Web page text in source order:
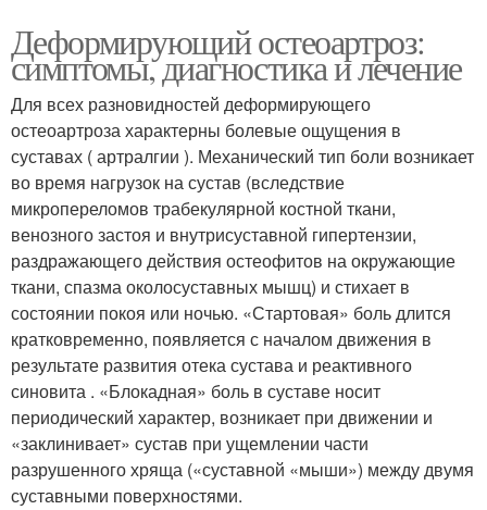
Деформирующий остеоартроз:
симптомы, диагностика и лечение
Для всех разновидностей деформирующего
остеоартроза характерны болевые ощущения в
суставах ( артралгии ). Механический тип боли возникает
во время нагрузок на сустав (вследствие
микропереломов трабекулярной костной ткани,
венозного застоя и внутрисуставной гипертензии,
раздражающего действия остеофитов на окружающие
ткани, спазма околосуставных мышц) и стихает в
состоянии покоя или ночью. «Стартовая» боль длится
кратковременно, появляется с началом движения в
результате развития отека сустава и реактивного
синовита . «Блокадная» боль в суставе носит
периодический характер, возникает при движении и
«заклинивает» сустав при ущемлении части
разрушенного хряща («суставной «мыши») между двумя
суставными поверхностями.